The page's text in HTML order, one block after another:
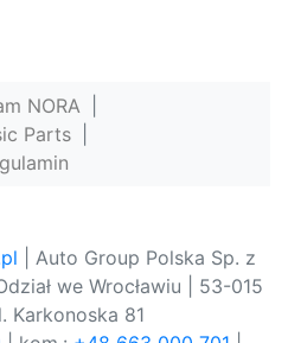
NORA
Parts
| Auto Group Polska Sp. z
we Wrocławiu | 53-015
Karkonoska 81